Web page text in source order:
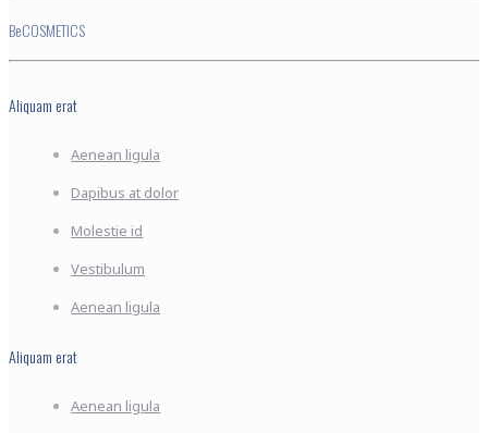
BeCOSMETICS
Aliquam erat
Aenean ligula
Dapibus at dolor
Molestie id
Vestibulum
Aenean ligula
Aliquam erat
Aenean ligula